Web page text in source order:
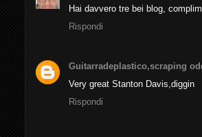
Hai davvero tre bei blog,
Rispondi
Guitarradeplastico,scraping
Very great Stanton Davis,diggin
Rispondi